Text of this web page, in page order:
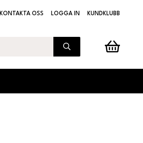
KONTAKTA OSS LOGGA IN KUNDKLUBB